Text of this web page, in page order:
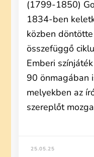
(1799-1850)
1834-ben
közben
összefüggő
Emberi
90 önmagában
melyekben az
szereplőt
25.05.25